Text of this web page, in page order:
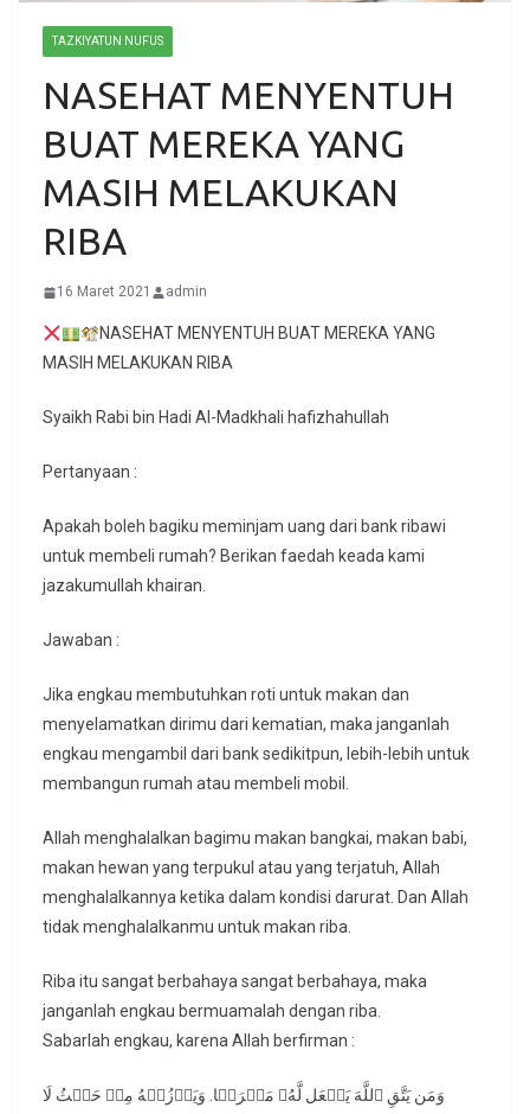
TAZKIYATUN NUFUS
NASEHAT MENYENTUH
BUAT MEREKA YANG
MASIH MELAKUKAN
RIBA
16 Maret 2021 admin
NASEHAT MENYENTUH BUAT MEREKA YANG
MASIH MELAKUKAN RIBA
Syaikh Rabi bin Hadi Al-Madkhali hafizhahullah
Pertanyaan :
Apakah boleh bagiku meminjam uang dari bank ribawi
untuk membeli rumah? Berikan faedah keada kami
jazakumullah khairan.
Jawaban :
Jika engkau membutuhkan roti untuk makan dan
menyelamatkan dirimu dari kematian, maka janganlah
engkau mengambil dari bank sedikitpun, lebih-lebih untuk
membangun rumah atau membeli mobil.
Allah menghalalkan bagimu makan bangkai, makan babi,
makan hewan yang terpukul atau yang terjatuh, Allah
menghalalkannya ketika dalam kondisi darurat. Dan Allah
tidak menghalalkanmu untuk makan riba.
Riba itu sangat berbahaya sangat berbahaya, maka
janganlah engkau bermuamalah dengan riba.
Sabarlah engkau, karena Allah berfirman :
وَمَن یَتَّقِ ٱللَّهَ یَجۡعَل لَّهُۥ مَخۡرَجࣰا. وَیَرۡزُقۡهُ مِنۡ حَیۡثُ لَا